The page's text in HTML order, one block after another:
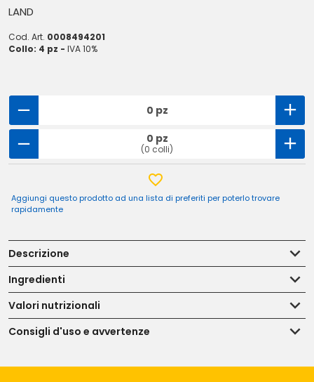
LAND
Cod. Art. 0008494201
Collo: 4 pz - IVA 10%
0 pz
0 pz
(0 colli)
Aggiungi questo prodotto ad una lista di preferiti per poterlo trovare
rapidamente
Descrizione
Ingredienti
Valori nutrizionali
Consigli d'uso e avvertenze